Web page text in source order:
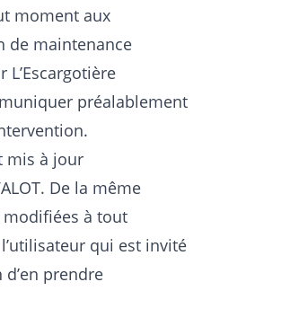
moment aux
de maintenance
préalablement
mis à jour
De la même
à tout
qui est invité
prendre